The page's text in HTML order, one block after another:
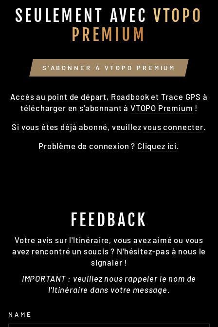
SEULEMENT AVEC VTOPO
PREMIUM
S'ABONNER À VTOPO PREMIUM
Accès au point de départ, Roadbook et Trace GPS à
télécharger en s'abonnant à VTOPO Premium !
Si vous êtes déjà abonné, veuillezvous connecter
Problème de connexion ? Cliquez ici
FEEDBACK
Votre avis sur l'Itinéraire, vous avez aimé ou vous
avez rencontré un soucis ? N'hésitez-pas à nous le
signaler !
IMPORTANT : veuillez nous rappeler le nom de
l'Itinéraire dans votre message.
NAME